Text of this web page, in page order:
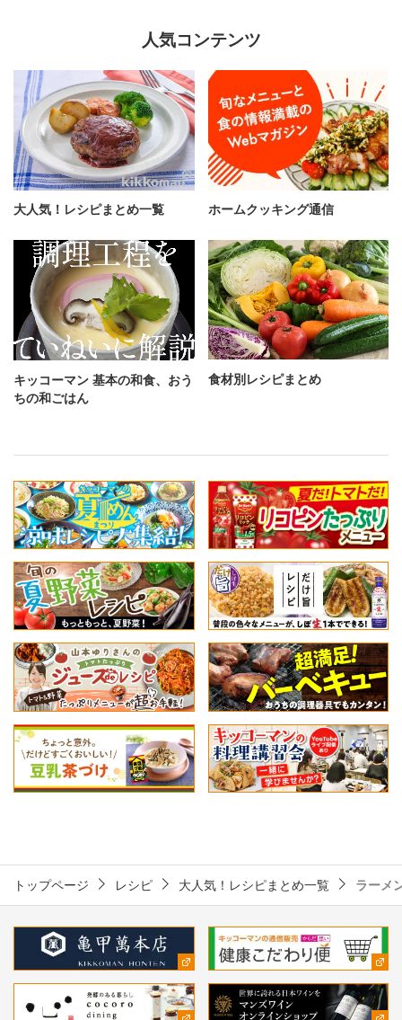
人気コンテンツ
大人気！レシピまとめ一覧 ホームクッキング通信
キッコーマン 基本の和食、おう
ちの和ごはん
食材別レシピまとめ
トップページ レシピ 大人気！レシピまとめ一覧 ラーメ